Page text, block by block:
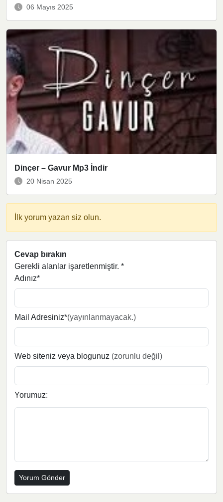
06 Mayıs 2025
Dinçer – Gavur Mp3 İndir
20 Nisan 2025
İlk yorum yazan siz olun.
Cevap bırakın
Gerekli alanlar işaretlenmiştir. *
Adınız*
Mail Adresiniz*(yayınlanmayacak.)
Web siteniz veya blogunuz (zorunlu değil)
Yorumuz: